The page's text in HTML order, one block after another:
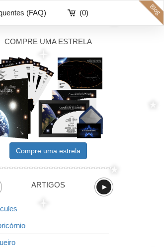
(0)
(FAQ)
COMPRE UMA ESTRELA
Compre uma estrela
ARTIGOS ►